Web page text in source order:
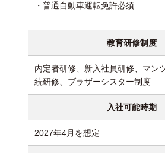
・普通自動車運転免許必須
教育研修制度
内定者研修、新入社員研修、マン
続研修、ブラザーシスター制度
入社可能時期
2027年4月を想定